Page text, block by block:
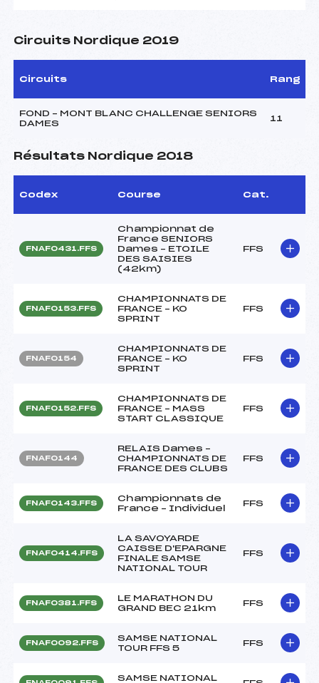
Circuits Nordique 2019
Circuits Rang
FOND – MONT BLANC CHALLENGE SENIORS
DAMES
11
Résultats Nordique 2018
Codex Course Cat.
FNAF0431.FFS
Championnat de
France SENIORS
Dames – ETOILE
DES SAISIES
(42km)
FFS
FNAF0153.FFS
CHAMPIONNATS DE
FRANCE – KO
SPRINT
FFS
FNAF0154
CHAMPIONNATS DE
FRANCE – KO
SPRINT
FFS
FNAF0152.FFS
CHAMPIONNATS DE
FRANCE – MASS
START CLASSIQUE
FFS
FNAF0144
RELAIS Dames –
CHAMPIONNATS DE
FRANCE DES CLUBS
FFS
FNAF0143.FFS
Championnats de
France – Individuel
FFS
FNAF0414.FFS
LA SAVOYARDE
CAISSE D'EPARGNE
FINALE SAMSE
NATIONAL TOUR
FFS
FNAF0381.FFS
LE MARATHON DU
GRAND BEC 21km
FFS
FNAF0092.FFS
SAMSE NATIONAL
TOUR FFS 5
FFS
SAMSE NATIONAL